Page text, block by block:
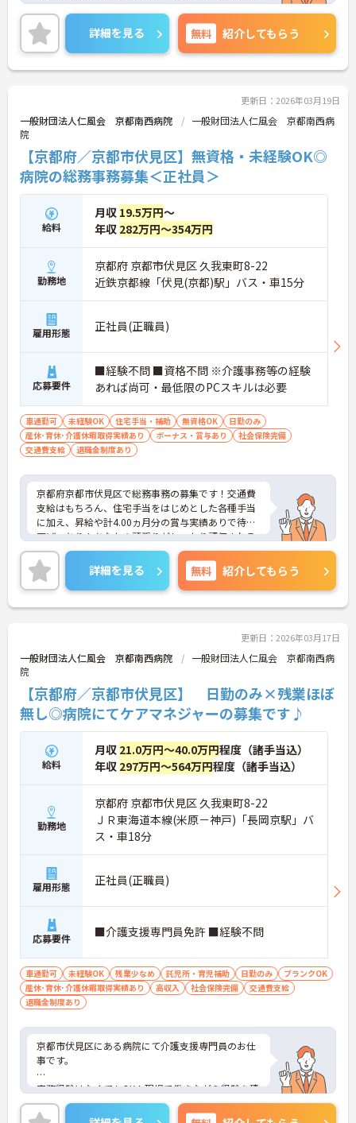
利です。残業が月平均5時間程度と少なく、賞与や各
種手当が充実していたりなど、長く勤めやすい環境
です。ご興味のある方はお気軽にご相談ください。
面接対策など詳細をお伝えいたします。
詳細を見る 無料 紹介してもらう
更新日：2026年03月19日
一般財団法人仁風会 京都南西病院
一般財団法人仁風会 京都南西病
院
【京都府／京都市伏見区】無資格・未経験OK◎
病院の総務事務募集＜正社員＞
給料
月収 19.5万円～
年収 282万円～354万円
勤務地
京都府 京都市伏見区 久我東町8-22
近鉄京都線「伏見(京都)駅」バス・車15分
雇用形態 正社員(正職員)
応募要件
■経験不問 ■資格不問 ※介護事務等の経験
あれば尚可・最低限のPCスキルは必要
車通勤可 未経験OK 住宅手当・補助 無資格OK
日勤のみ
産休･育休･介護休暇取得実績あり
ボーナス・賞与あり
社会保険完備
交通費支給
退職金制度あり
京都府京都市伏見区で総務事務の募集です！交通費
支給はもちろん、住宅手当をはじめとした各種手当
に加え、昇給や計4.00ヵ月分の賞与実績ありで待遇
面ばっちり！あなたの頑張りがしっかり評価される
職場です◎また、退職金制度ありで安心して長く働
きやすい環境が整っています♪ご興味のある方は面
接ポイントをお伝えしますので、お気軽にご連絡く
ださい！
詳細を見る 無料 紹介してもらう
更新日：2026年03月17日
一般財団法人仁風会 京都南西病院
一般財団法人仁風会 京都南西病
院
【京都府／京都市伏見区】 日勤のみ×残業ほぼ
無し◎病院にてケアマネジャーの募集です♪
給料
月収 21.0万円～40.0万円程度（諸手当込）
年収 297万円～564万円程度（諸手当込）
勤務地
京都府 京都市伏見区 久我東町8-22
ＪＲ東海道本線(米原－神戸)「長岡京駅」バ
ス・車18分
雇用形態 正社員(正職員)
応募要件 ■介護支援専門員免許 ■経験不問
車通勤可 未経験OK 残業少なめ 託児所・育児補助 日勤のみ
ブランクOK
産休･育休･介護休暇取得実績あり
高収入 社会保険完備
交通費支給
退職金制度あり
京都市伏見区にある病院にて介護支援専門員のお仕
事です。
実務経験はなくてもOK！現場で働きながら経験を積
んでいくことができます。